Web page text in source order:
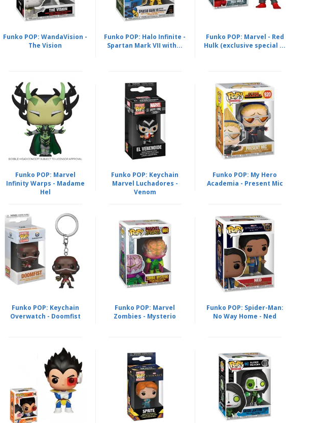
Funko POP: WandaVision -
The Vision
Funko POP: Halo Infinite -
Spartan Mark VII with...
Funko POP: Marvel - Red
Hulk (exclusive special ...
Funko POP: Marvel
Infinity Warps - Madame
Hel
Funko POP: Keychain
Marvel Luchadores -
Venom
Funko POP: My Hero
Academia - Present Mic
Funko POP: Keychain
Overwatch - Doomfist
Funko POP: Marvel
Zombies - Mysterio
Funko POP: Spider-Man:
No Way Home - Ned